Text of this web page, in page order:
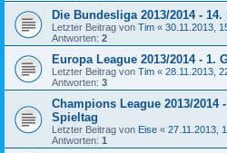
Die Bundesliga 2013/2014 -
Letzter Beitrag von Tim « 30.11.2013,
Antworten: 2
Europa League 2013/2014 - 1.
Letzter Beitrag von Tim « 28.11.2013,
Antworten: 3
Champions League 2013/2014
Spieltag
Letzter Beitrag von Eise « 27.11.2013,
Antworten: 1